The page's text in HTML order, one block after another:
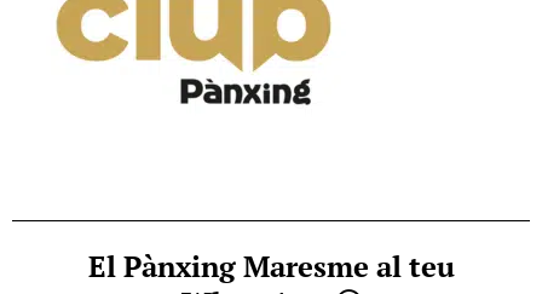
El Pànxing Maresme al teu